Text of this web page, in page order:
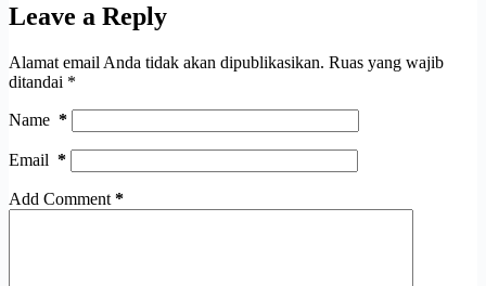
Leave a Reply
Alamat email Anda tidak akan dipublikasikan. Ruas yang wajib
ditandai *
Name *
Email *
Add Comment *